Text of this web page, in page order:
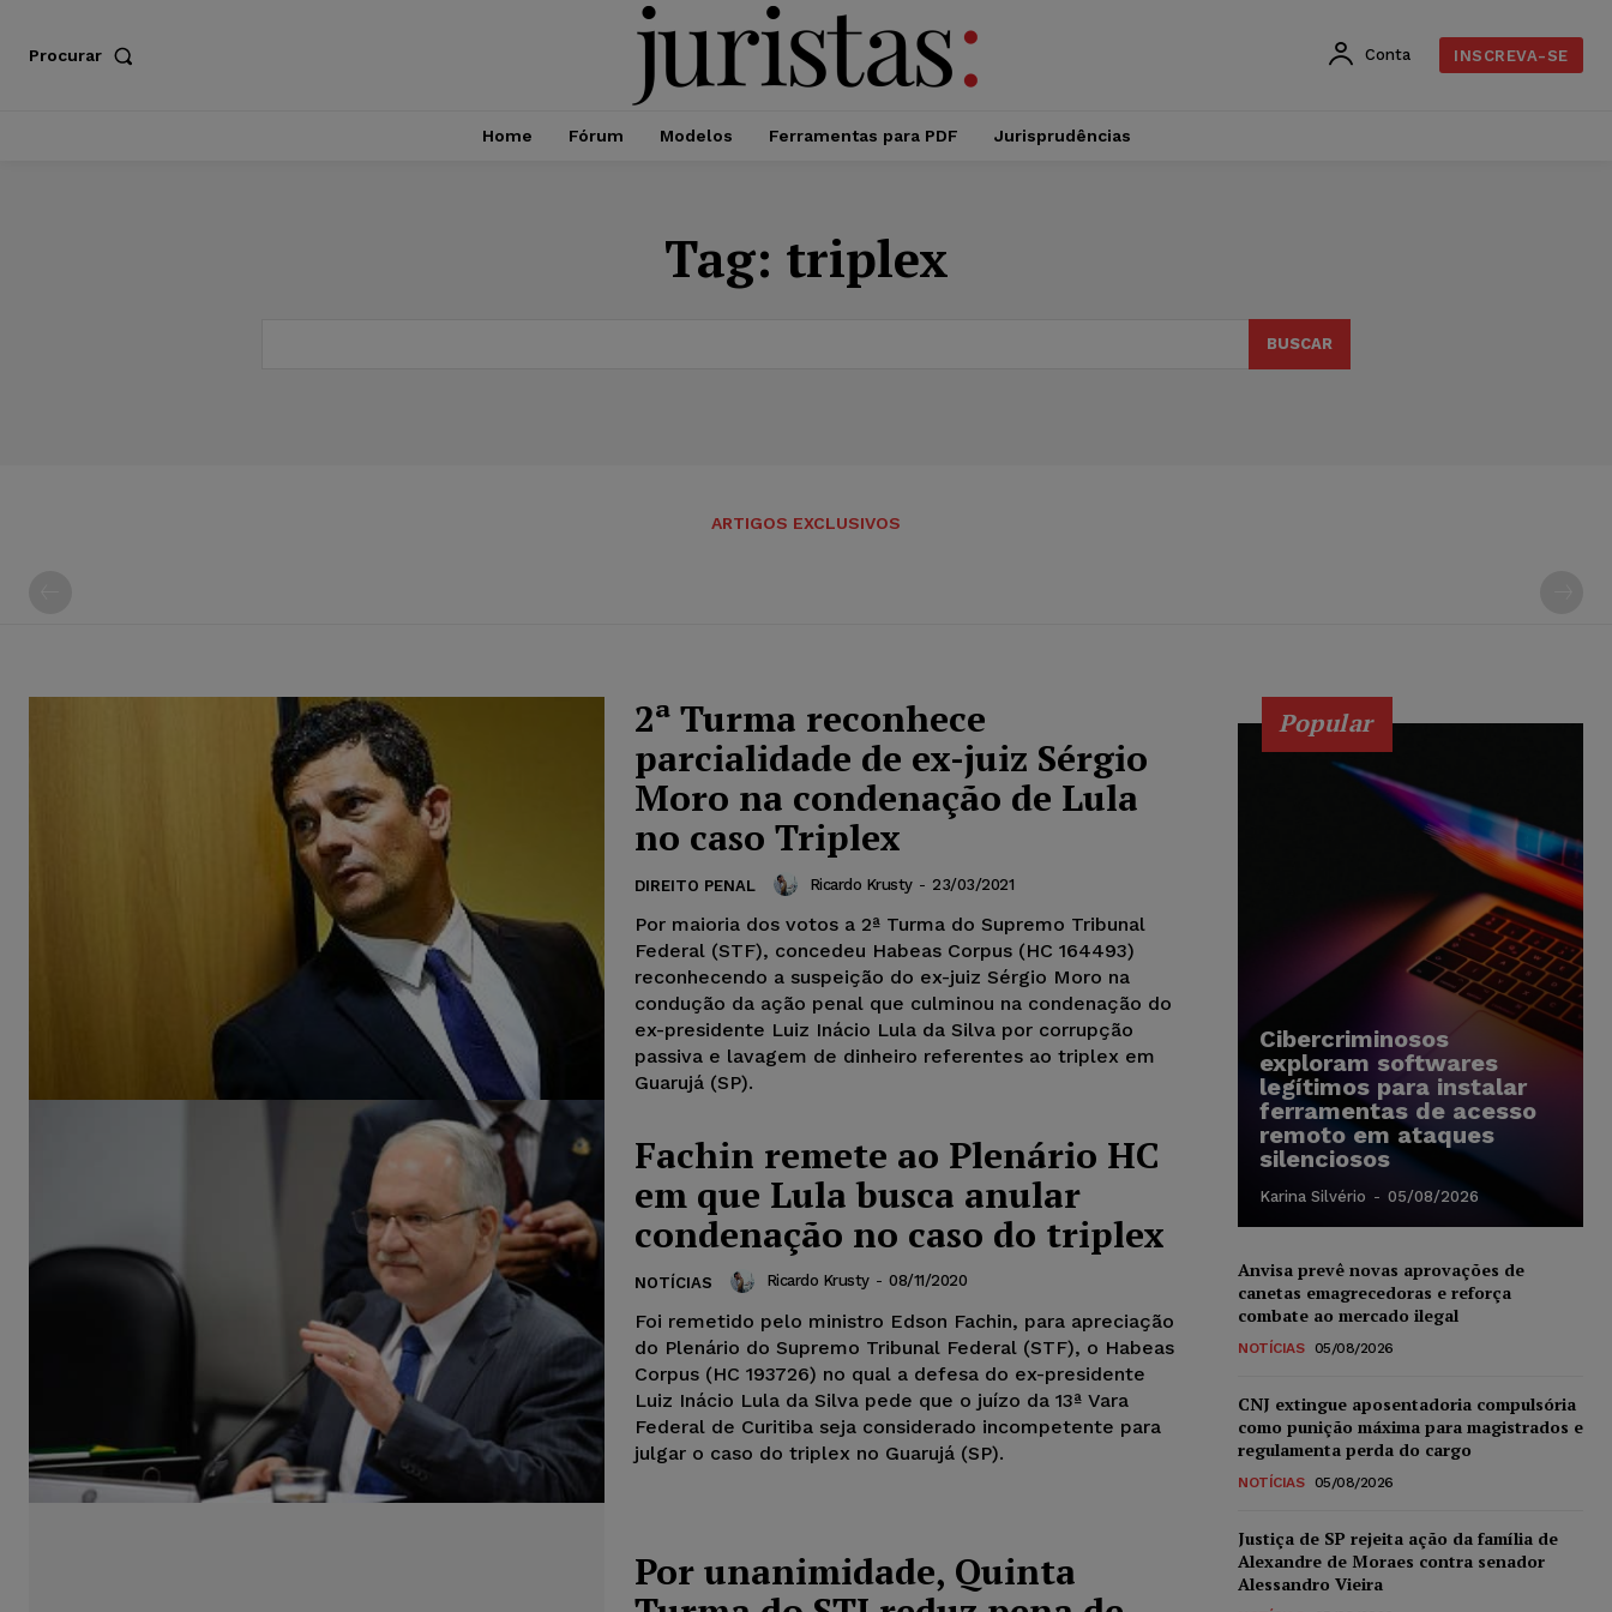
Procurar Conta INSCREVA-SE
Home Fórum Modelos Ferramentas para PDF Jurisprudências
Tag: triplex
BUSCAR
ARTIGOS EXCLUSIVOS
2ª Turma reconhece
parcialidade de ex-juiz Sérgio
Moro na condenação de Lula
no caso Triplex
DIREITO PENAL Ricardo Krusty - 23/03/2021
Por maioria dos votos a 2ª Turma do Supremo Tribunal
Federal (STF), concedeu Habeas Corpus (HC 164493)
reconhecendo a suspeição do ex-juiz Sérgio Moro na
condução da ação penal que culminou na condenação do
ex-presidente Luiz Inácio Lula da Silva por corrupção
passiva e lavagem de dinheiro referentes ao triplex em
Guarujá (SP).
Fachin remete ao Plenário HC
em que Lula busca anular
condenação no caso do triplex
NOTÍCIAS Ricardo Krusty - 08/11/2020
Foi remetido pelo ministro Edson Fachin, para apreciação
do Plenário do Supremo Tribunal Federal (STF), o Habeas
Corpus (HC 193726) no qual a defesa do ex-presidente
Luiz Inácio Lula da Silva pede que o juízo da 13ª Vara
Federal de Curitiba seja considerado incompetente para
julgar o caso do triplex no Guarujá (SP).
Por unanimidade, Quinta
Popular
Cibercriminosos
exploram softwares
legítimos para instalar
ferramentas de acesso
remoto em ataques
silenciosos
Karina Silvério - 05/08/2026
Anvisa prevê novas aprovações de
canetas emagrecedoras e reforça
combate ao mercado ilegal
NOTÍCIAS 05/08/2026
CNJ extingue aposentadoria compulsória
como punição máxima para magistrados e
regulamenta perda do cargo
NOTÍCIAS 05/08/2026
Justiça de SP rejeita ação da família de
Alexandre de Moraes contra senador
Alessandro Vieira